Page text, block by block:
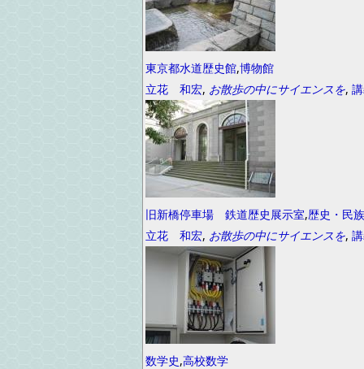
東京都水道歴史館,博物館
立花 和宏, お散歩の中にサイエンスを,
旧新橋停車場 鉄道歴史展示室,歴史・民
立花 和宏, お散歩の中にサイエンスを,
数学史,高校数学